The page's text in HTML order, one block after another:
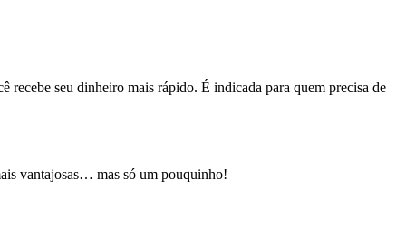
recebe seu dinheiro mais rápido. É indicada para quem precisa de
vantajosas… mas só um pouquinho!